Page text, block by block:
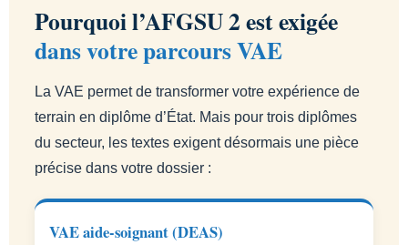
Pourquoi l’AFGSU 2 est exigée
dans votre parcours VAE
La VAE permet de transformer votre expérience de
terrain en diplôme d’État. Mais pour trois diplômes
du secteur, les textes exigent désormais une pièce
précise dans votre dossier :
VAE aide-soignant (DEAS)